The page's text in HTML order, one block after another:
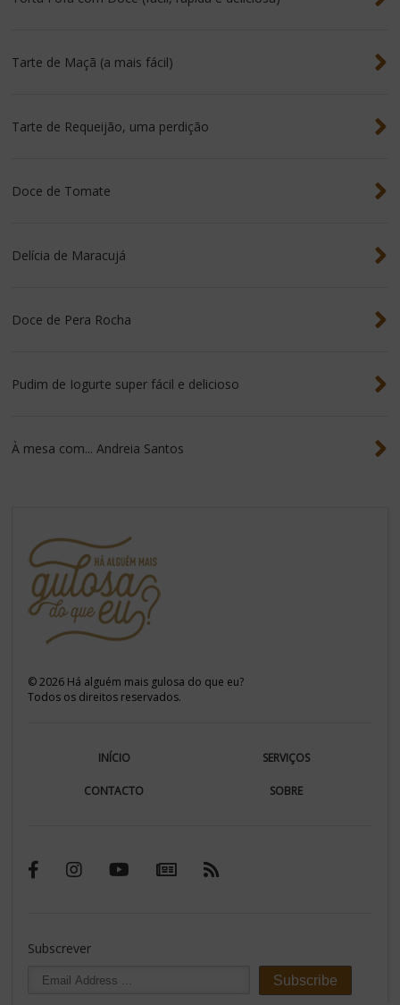
Tarte de Maçã (a mais fácil)
Tarte de Requeijão, uma perdição
Doce de Tomate
Delícia de Maracujá
Doce de Pera Rocha
Pudim de Iogurte super fácil e delicioso
À mesa com... Andreia Santos
©2026 Há alguém mais gulosa do que eu?
Todos os direitos reservados.
INÍCIO SERVIÇOS
CONTACTO SOBRE
Subscrever